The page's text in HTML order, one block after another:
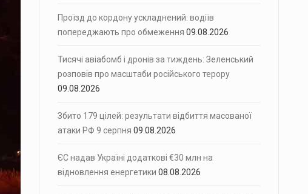
Проїзд до кордону ускладнений: водіїв
попереджають про обмеження 09.08.2026
Тисячі авіабомб і дронів за тиждень: Зеленський
розповів про масштаби російського терору
09.08.2026
Збито 179 цілей: результати відбиття масованої
атаки РФ 9 серпня 09.08.2026
ЄС надав Україні додаткові €30 млн на
відновлення енергетики 08.08.2026